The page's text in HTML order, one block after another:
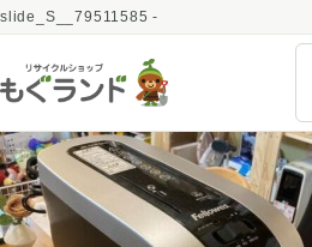
slide_S__79511585 -